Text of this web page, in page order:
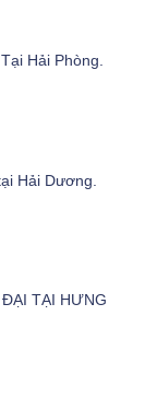
Hải Phòng.
Hải Dương.
TẠI HƯNG